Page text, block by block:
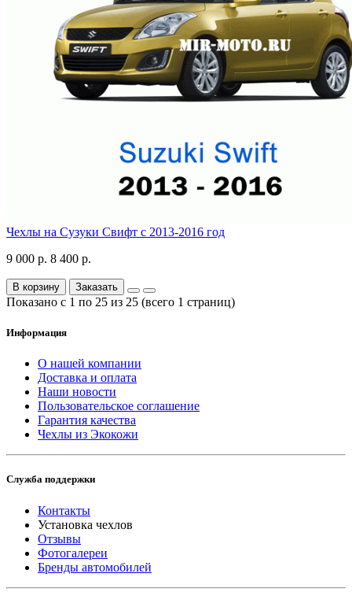
Чехлы на Сузуки Свифт с 2013-2016 год
9 000 р. 8 400 р.
В корзину Заказать
Показано с 1 по 25 из 25 (всего 1 страниц)
Информация
О нашей компании
Доставка и оплата
Наши новости
Пользовательское соглашение
Гарантия качества
Чехлы из Экокожи
Служба поддержки
Контакты
Установка чехлов
Отзывы
Фотогалереи
Бренды автомобилей